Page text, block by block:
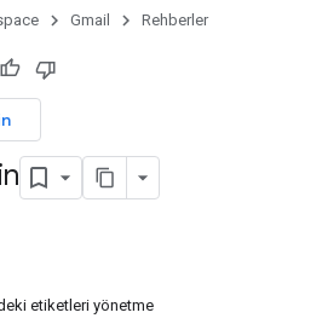
Gmail Rehberler
etiketleri yönetme